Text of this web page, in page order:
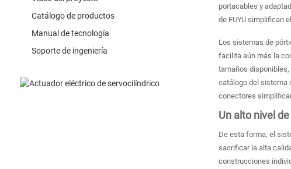
Catálogo de productos
Manual de tecnología
Soporte de ingeniería
portacables y
de FUYU simplifican
Los sistemas de
facilita aún más la
tamaños disponibles,
catálogo del sistema
conectores
Un alto nivel
De esta forma, el
sacrificar la alta
construcciones